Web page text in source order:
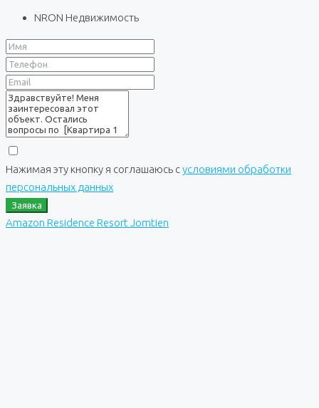
NRON Недвижимость
Нажимая эту кнопку я соглашаюсь сусловиями обработки
персональных данных
Заявка
Amazon Residence Resort Jomtien